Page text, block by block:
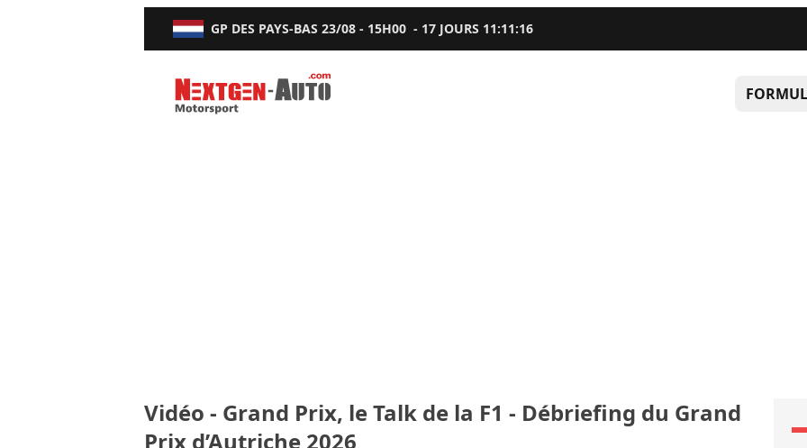
GP DES PAYS-BAS 23/08 - 15H00 - 17 JOURS 11:11:15
Nextgen-Auto.com
Vidéo - Grand Prix, le Talk de la F1 - Débriefing du Grand
Prix d’Autriche 2026